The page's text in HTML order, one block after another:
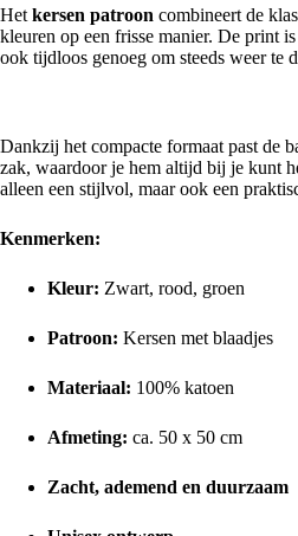
Het kersen patroon combineert de
kleuren op een frisse manier. De print
ook tijdloos genoeg om steeds weer te
Dankzij het compacte formaat past de
zak, waardoor je hem altijd bij je kunt
alleen een stijlvol, maar ook een
Kenmerken:
Kleur: Zwart, rood, groen
Patroon: Kersen met blaadjes
Materiaal: 100% katoen
Afmeting: ca. 50 x 50 cm
Zacht, ademend en duurzaam